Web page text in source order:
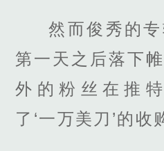
然而俊秀的
第一天之后落下
外的粉丝在推
了‘一万美刀’的收